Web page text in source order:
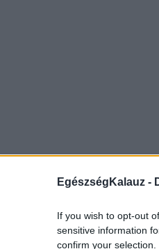
EgészségKalauz -
If you wish to opt-out
sensitive information
confirm your